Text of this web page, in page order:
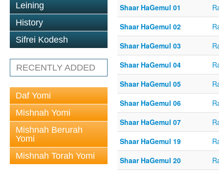
Leining
History
Sifrei Kodesh
RECENTLY ADDED
Daf Yomi
Mishnah Yomi
Mishnah Berurah
Yomi
Mishnah Torah Yomi
Shaar HaGemul 01
Shaar HaGemul 02
Shaar HaGemul 03
Shaar HaGemul 04
Shaar HaGemul 05
Shaar HaGemul 06
Shaar HaGemul 07
Shaar HaGemul 19
Shaar HaGemul 20